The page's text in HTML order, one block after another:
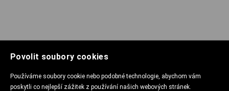
Povolit soubory cookies
Používáme soubory cookie nebo podobné technologie, abychom vám
poskytli co nejlepší zážitek z používání našich webových stránek.